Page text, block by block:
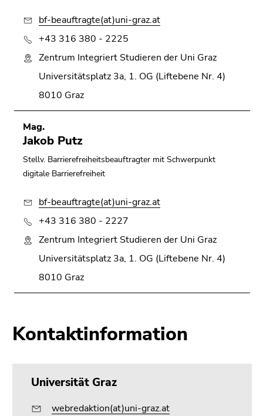
bf-beauftragte(at)uni-graz.at
+43 316 380 - 2225
Zentrum Integriert Studieren der Uni Graz
Universitätsplatz 3a, 1. OG (Liftebene Nr. 4)
8010 Graz
Mag.
Jakob Putz
Stellv. Barrierefreiheitsbeauftragter mit Schwerpunkt
digitale Barrierefreiheit
bf-beauftragte(at)uni-graz.at
+43 316 380 - 2227
Zentrum Integriert Studieren der Uni Graz
Universitätsplatz 3a, 1. OG (Liftebene Nr. 4)
8010 Graz
Kontaktinformation
Universität Graz
webredaktion(at)uni-graz.at